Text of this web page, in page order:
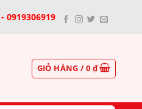
0919306919
GIỎ HÀNG /0 ₫